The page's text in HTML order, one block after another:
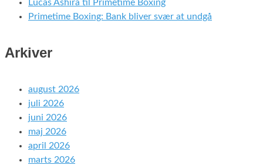
Lucas Ashira til Primetime Boxing
Primetime Boxing: Bank bliver svær at undgå
Arkiver
august 2026
juli 2026
juni 2026
maj 2026
april 2026
marts 2026